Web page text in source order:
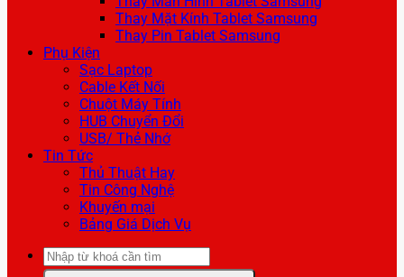
Thay Mặt Kính Tablet Samsung
Thay Pin Tablet Samsung
Phụ Kiện
Sạc Laptop
Cable Kết Nối
Chuột Máy Tính
HUB Chuyển Đổi
USB/ Thẻ Nhớ
Tin Tức
Thủ Thuật Hay
Tin Công Nghệ
Khuyến mại
Bảng Giá Dịch Vụ
Tìm
kiếm: